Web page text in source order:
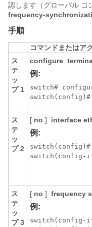
認します（グローバル コ
frequency-
手順
コマンドまたはア
ス
テ
ッ
プ 1
configure
例:
switch#
ス
テ
ッ
プ 2
[ no ] interface
例:
ス
テ
ッ
プ 3
[ no ] frequency
例:
switch(config-